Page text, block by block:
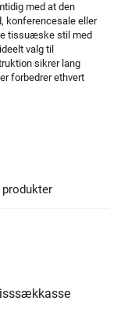
med at den
konferencesale eller
tissuæske stil med
valg til
sikrer lang
forbedrer ethvert